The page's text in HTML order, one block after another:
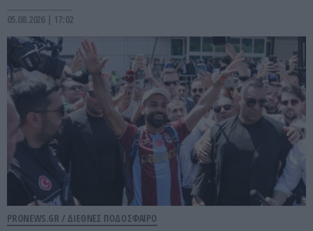
05.08.2026 | 17:02
PRONEWS.GR / ΔΙΕΘΝΕΣ ΠΟΔΟΣΦΑΙΡΟ